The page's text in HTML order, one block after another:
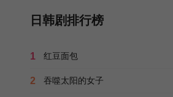
日韩剧排行榜
1 红豆面包
2 吞噬太阳的女子